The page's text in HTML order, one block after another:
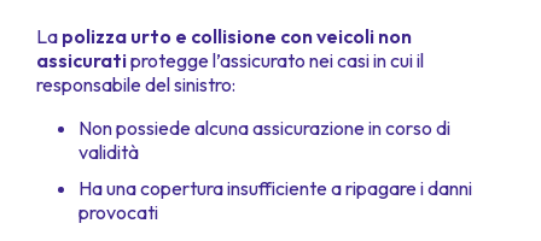
La polizza urto e collisione con veicoli non
assicuratiprotegge l’assicurato nei casi in cui il
responsabile del sinistro:
Non possiede alcuna assicurazione in corso di
validità
Ha una copertura insufficiente a ripagare i danni
provocati